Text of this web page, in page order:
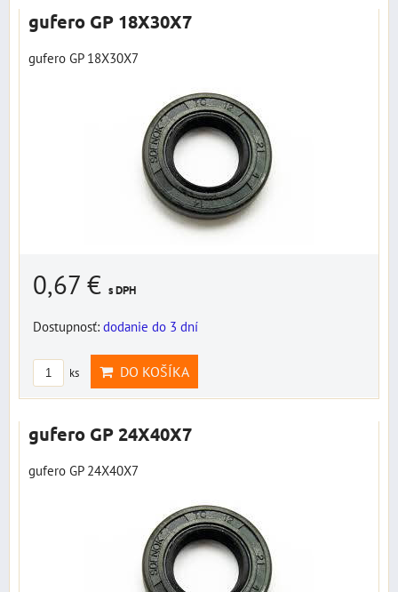
gufero GP 18X30X7
gufero GP 18X30X7
0,67 € s DPH
Dostupnosť: dodanie do 3 dní
ks DO KOŠÍKA
gufero GP 24X40X7
gufero GP 24X40X7